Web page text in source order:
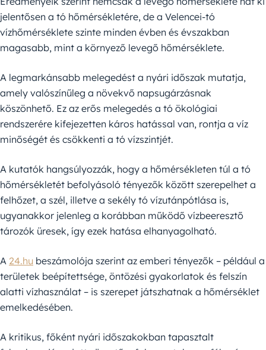
jelentősen a tó hőmérsékletére, de a Velencei-tó
vízhőmérséklete szinte minden évben és évszakban
magasabb, mint a környező levegő hőmérséklete.
A legmarkánsabb melegedést a nyári időszak mutatja,
amely valószínűleg a növekvő napsugárzásnak
köszönhető. Ez az erős melegedés a tó ökológiai
rendszerére kifejezetten káros hatással van, rontja a víz
minőségét és csökkenti a tó vízszintjét.
A kutatók hangsúlyozzák, hogy a hőmérsékleten túl a tó
hőmérsékletét befolyásoló tényezők között szerepelhet a
felhőzet, a szél, illetve a sekély tó vízutánpótlása is,
ugyanakkor jelenleg a korábban működő vízbeeresztő
tározók üresek, így ezek hatása elhanyagolható.
A 24.hu beszámolója szerint az emberi tényezők – például a
területek beépítettsége, öntözési gyakorlatok és felszín
alatti vízhasználat – is szerepet játszhatnak a hőmérséklet
emelkedésében.
A kritikus, főként nyári időszakokban tapasztalt